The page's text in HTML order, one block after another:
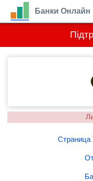
Банки Онлайн
Страница